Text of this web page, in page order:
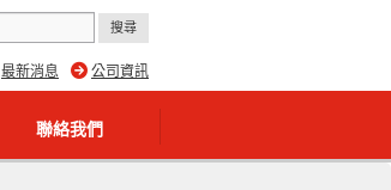
公司資訊
最新消息
聯絡我們